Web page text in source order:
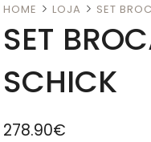
HOME LOJA SET
SET
SCHICK
278.90€